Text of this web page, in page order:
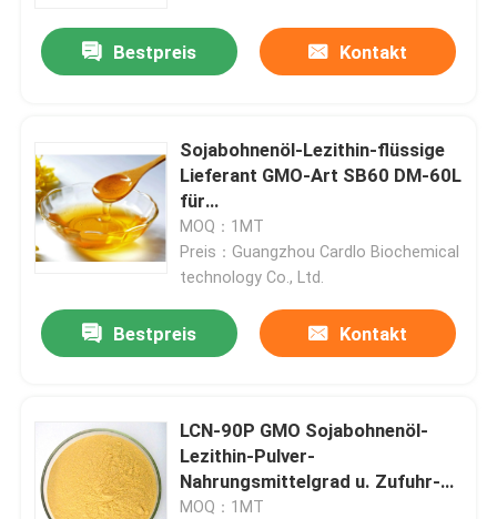
Bestpreis Kontakt
Sojabohnenöl-Lezithin-flüssige
Lieferant GMO-Art SB60 DM-60L
für
Nahrungsmittelemulsionsmittel
MOQ：1MT
Preis：Guangzhou Cardlo Biochemical
technology Co., Ltd.
Bestpreis Kontakt
LCN-90P GMO Sojabohnenöl-
Lezithin-Pulver-
Nahrungsmittelgrad u. Zufuhr-
Grad
MOQ：1MT